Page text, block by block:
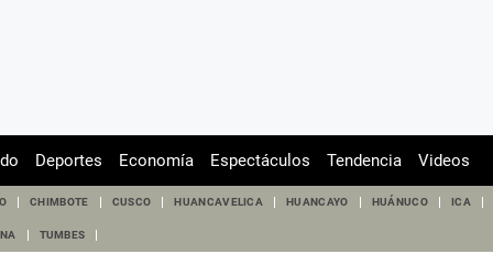
Deportes Economía Espectáculos Tendencia Videos
CHIMBOTE CUSCO HUANCAVELICA HUANCAYO HUÁNUCO ICA
TUMBES